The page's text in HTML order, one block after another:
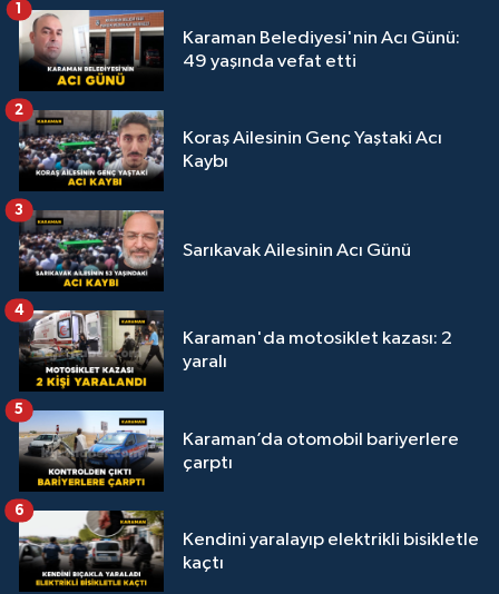
Karaman Belediyesi'nin Acı Günü:
49 yaşında vefat etti
1
Koraş Ailesinin Genç Yaştaki Acı
Kaybı
2
Sarıkavak Ailesinin Acı Günü
3
Karaman'da motosiklet kazası: 2
yaralı
4
Karaman’da otomobil bariyerlere
çarptı
5
Kendini yaralayıp elektrikli bisikletle
kaçtı
6